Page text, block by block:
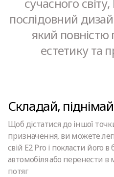
послідовний
який повністю
естетику та
Складай,
Щоб дістатися до іншої
призначення, ви можете
свій E2 Pro і покласти його
автомобіля або перенести в
потяг